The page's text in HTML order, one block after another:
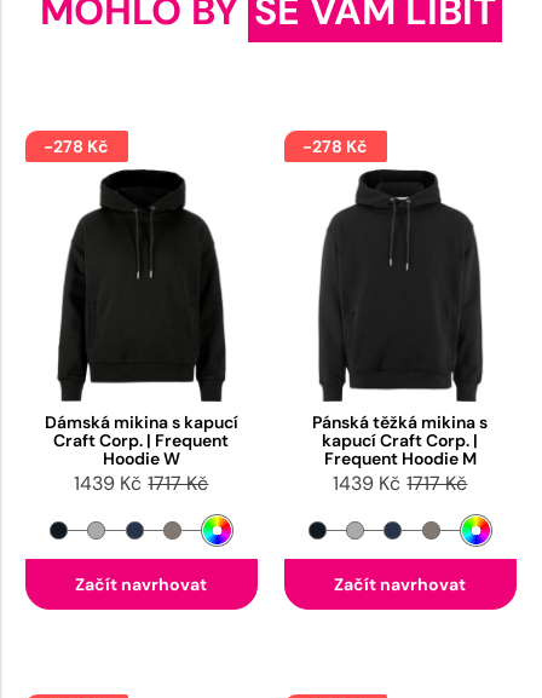
MOHLO BY SE VÁM LÍBIT
-278 Kč
Dámská mikina s kapucí
Craft Corp. | Frequent
Hoodie W
1439 Kč 1717 Kč
Začít navrhovat
-278 Kč
Pánská těžká mikina s
kapucí Craft Corp. |
Frequent Hoodie M
1439 Kč 1717 Kč
Začít navrhovat